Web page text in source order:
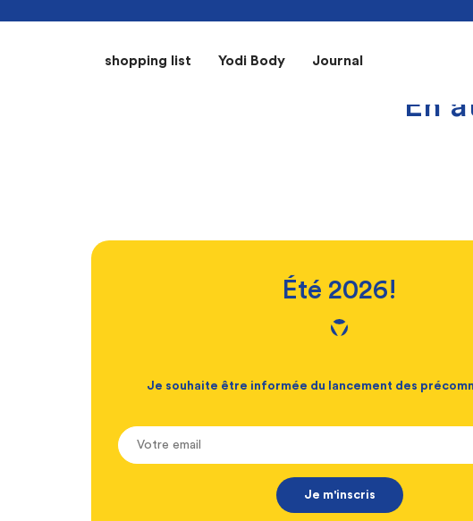
shopping list Yodi Body Journal
En
Été 2026!
Je souhaite être informée du lancement des